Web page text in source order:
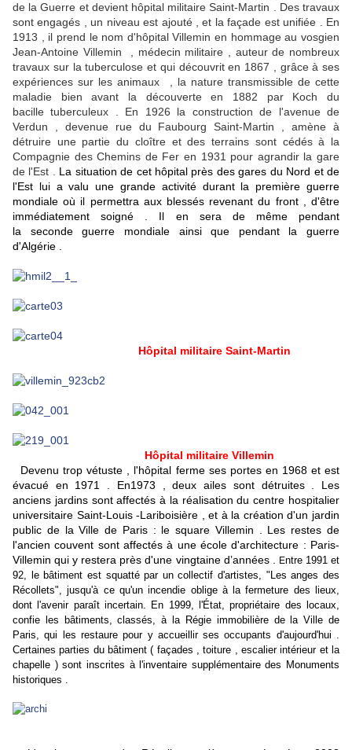
de la Guerre et devient hôpital militaire Saint-Martin . Des travaux
sont engagés , un niveau est ajouté , et la façade est unifiée . En
1913 , il prend le nom d'hôpital Villemin en hommage au vosgien
Jean-Antoine Villemin , médecin militaire , auteur de nombreux
travaux sur la tuberculose et qui découvrit en 1867 , grâce à ses
expériences sur les animaux , la nature transmissible de cette
maladie bien avant la découverte en 1882 par Koch du
bacille tuberculeux . En 1926 la construction de l'avenue de
Verdun , devenue rue du Faubourg Saint-Martin , amène à
détruire une partie du cloître et des terrains sont cédés à la
Compagnie des Chemins de Fer en 1931 pour agrandir la gare
de l'Est . La situation de cet hôpital près des gares du Nord etde
l'Est lui a valu une grande activité durant la première guerre
mondiale où il permettra aux blessés revenant du front , d'être
immédiatement soigné . Il en sera de même pendant
la seconde guerre mondiale ainsi que pendantla guerre
d'Algérie
Hôpital militaire Saint-Martin
Hôpital militaire Villemin
Devenu trop vétuste , l'hôpital ferme ses portes en 1968 et est
évacué en 1971 . En1973 , deux ailes sont détruites . Les
anciens jardins sont affectés à la réalisation du centre hospitalier
universitaire Saint-Louis -Lariboisière , et à la création d'un jardin
public de la Ville de Paris : le square Villemin . Les restes de
l'ancien couvent sont affectés à une école d'architecture : Paris-
Villemin qui y restera près d'une vingtaine d’années .
Entre 1991 et
92, le bâtiment est squatté par un collectif d'artistes, "Les anges des
Récollets", jusqu'à ce qu'un incendie oblige à la fermeture des lieux,
dont l'avenir paraît incertain. En 1999, l'État, propriétaire des locaux,
confie les bâtiments, classés, à la Régie immobilière de la Ville de
Paris, qui les restaure pour y accueillir ses occupants d'aujourd'hui .
Certaines parties du bâtiment ( façades , toiture , escalier intérieur et la
chapelle ) sont inscrites à l'inventaire supplémentaire des Monuments
historiques .